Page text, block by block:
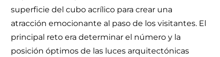
superficie del cubo acrílico para crear una
atracción emocionante al paso de los visitantes. El
principal reto era determinar el número y la
posición óptimos de las luces arquitectónicas